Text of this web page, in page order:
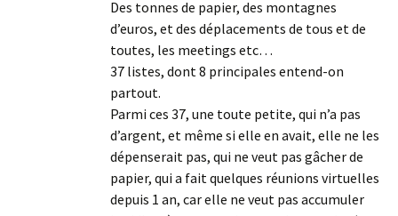
Des tonnes de papier, des montagnes
d’euros, et des déplacements de tous et de
toutes, les meetings etc…
37 listes, dont 8 principales entend-on
partout.
Parmi ces 37, une toute petite, qui n’a pas
d’argent, et même si elle en avait, elle ne les
dépenserait pas, qui ne veut pas gâcher de
papier, qui a fait quelques réunions virtuelles
depuis 1 an, car elle ne veut pas accumuler